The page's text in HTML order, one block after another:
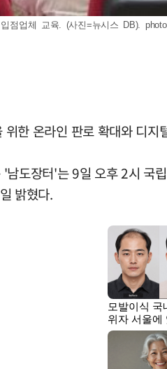
점업체 교육. (사진=뉴시스 DB).
한 온라인 판로 확대와 디지
도장터'는 9일 오후 2시
밝혔다.